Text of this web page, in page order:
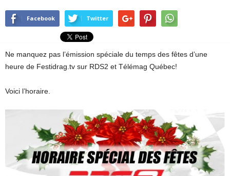
Facebook Twitter
Ne manquez pas l’émission spéciale du temps des fêtes d’une
heure de Festidrag.tv sur RDS2 et Télémag Québec!
Voici l’horaire.